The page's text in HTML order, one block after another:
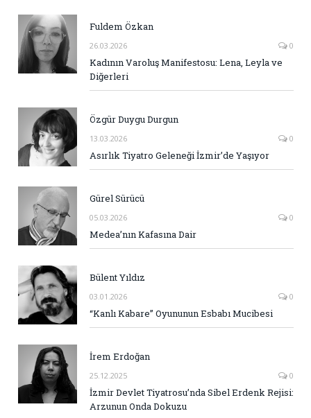
Fuldem Özkan
26.03.2026 0
Kadının Varoluş Manifestosu: Lena, Leyla ve
Diğerleri
Özgür Duygu Durgun
13.03.2026 0
Asırlık Tiyatro Geleneği İzmir’de Yaşıyor
Gürel Sürücü
05.03.2026 0
Medea’nın Kafasına Dair
Bülent Yıldız
03.01.2026 0
“Kanlı Kabare” Oyununun Esbabı Mucibesi
İrem Erdoğan
25.12.2025 0
İzmir Devlet Tiyatrosu’nda Sibel Erdenk Rejisi:
Arzunun Onda Dokuzu